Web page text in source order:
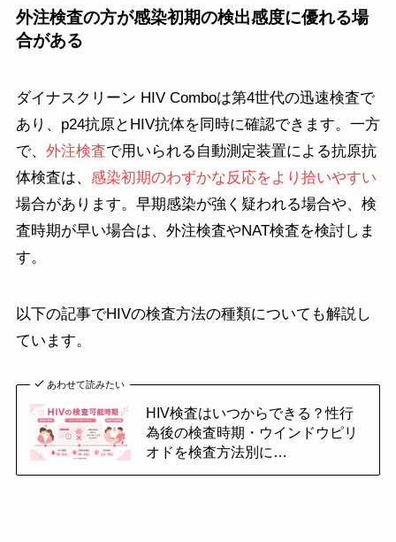
外注検査の方が感染初期の検出感度に優れる場
合がある
ダイナスクリーン HIV Comboは第4世代の迅速検査で
あり、p24抗原とHIV抗体を同時に確認できます。一方
で、 外注検査で用いられる自動測定装置による抗原抗
体検査は、 感染初期のわずかな反応をより拾いやすい
場合があります。早期感染が強く疑われる場合や、検
査時期が早い場合は、外注検査やNAT検査を検討しま
す。
以下の記事でHIVの検査方法の種類についても解説し
ています。
あわせて読みたい
HIV検査はいつからできる？性行
為後の検査時期・ ウインドウピリ
オドを検査方法別に…